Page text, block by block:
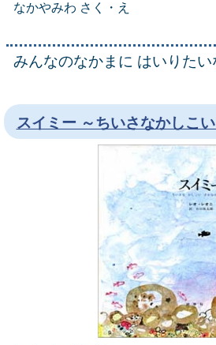
なかやみわ さく・え
みんなのなかまに はいりたい
スイミー ～ちいさなかしこ